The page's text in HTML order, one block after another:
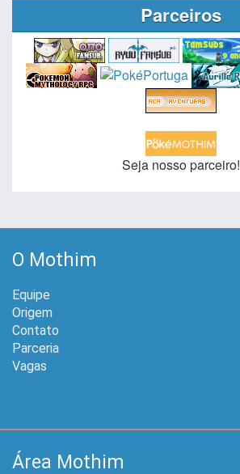
Parceiros
Seja nosso parceiro!
O Mothim
Equipe
Origem
Contato
Parceria
Vagas
Área Mothim